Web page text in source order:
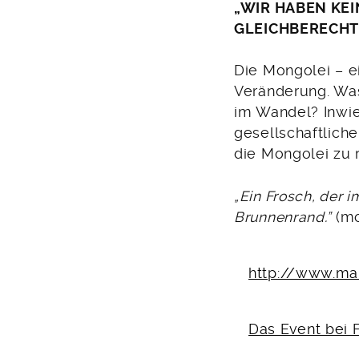
„WIR HABEN
Die Mongolei –
Veränderung.
im Wandel?
die Mongolei zu
„Ein Frosch, der
Brunnenrand.”
http://
Das Event bei